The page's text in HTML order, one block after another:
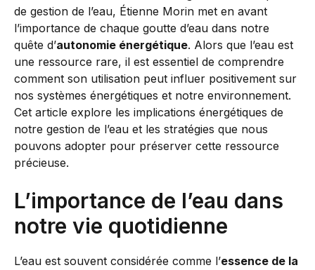
de gestion de l’eau, Étienne Morin met en avant
l’importance de chaque goutte d’eau dans notre
quête d’autonomie énergétique. Alors que l’eau est
une ressource rare, il est essentiel de comprendre
comment son utilisation peut influer positivement sur
nos systèmes énergétiques et notre environnement.
Cet article explore les implications énergétiques de
notre gestion de l’eau et les stratégies que nous
pouvons adopter pour préserver cette ressource
précieuse.
L’importance de l’eau dans
notre vie quotidienne
L’eau est souvent considérée comme l’essence de la